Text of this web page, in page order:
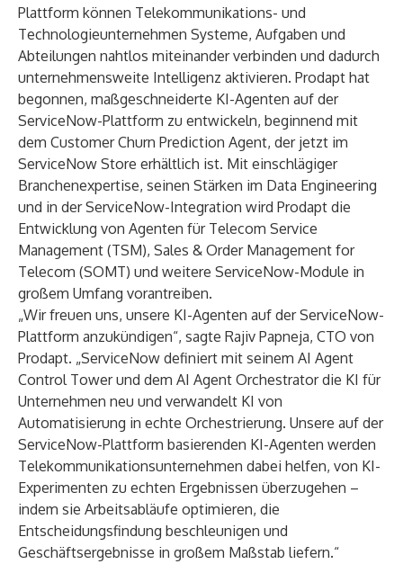
Plattform können Telekommunikations- und
Technologieunternehmen Systeme, Aufgaben und
Abteilungen nahtlos miteinander verbinden und dadurch
unternehmensweite Intelligenz aktivieren. Prodapt hat
begonnen, maßgeschneiderte KI-Agenten auf der
ServiceNow-Plattform zu entwickeln, beginnend mit
dem Customer Churn Prediction Agent, der jetzt im
ServiceNow Store erhältlich ist. Mit einschlägiger
Branchenexpertise, seinen Stärken im Data Engineering
und in der ServiceNow-Integration wird Prodapt die
Entwicklung von Agenten für Telecom Service
Management (TSM), Sales & Order Management for
Telecom (SOMT) und weitere ServiceNow-Module in
großem Umfang vorantreiben.
„Wir freuen uns, unsere KI-Agenten auf der ServiceNow-
Plattform anzukündigen“, sagte Rajiv Papneja, CTO von
Prodapt. „ServiceNow definiert mit seinem AI Agent
Control Tower und dem AI Agent Orchestrator die KI für
Unternehmen neu und verwandelt KI von
Automatisierung in echte Orchestrierung. Unsere auf der
ServiceNow-Plattform basierenden KI-Agenten werden
Telekommunikationsunternehmen dabei helfen, von KI-
Experimenten zu echten Ergebnissen überzugehen –
indem sie Arbeitsabläufe optimieren, die
Entscheidungsfindung beschleunigen und
Geschäftsergebnisse in großem Maßstab liefern.“